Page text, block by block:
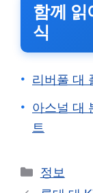
함께 읽
식
리버풀 대
아스널 대
트
카
테
정보